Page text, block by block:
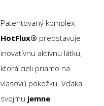
Patentovaný komplex
HotFlux® predstavuje
inovatívnu aktívnu látku,
ktorá cieli priamo na
vlasovú pokožku. Vďaka
svojmu jemne